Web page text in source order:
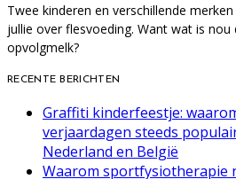
Twee kinderen en verschillende
jullie over flesvoeding. Want wat is
opvolgmelk?
RECENTE BERICHTEN
Graffiti kinderfeestje:
verjaardagen steeds
Nederland en België
Waarom sportfysiotherapie